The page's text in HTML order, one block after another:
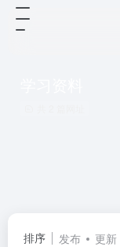
排序 发布 更新